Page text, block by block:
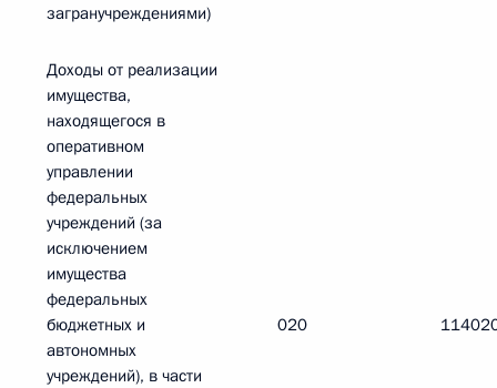
загранучреждениями)
Доходы от реализации
имущества,
находящегося в
оперативном
управлении
федеральных
учреждений (за
исключением
имущества
федеральных
бюджетных и
автономных
учреждений), в части
020